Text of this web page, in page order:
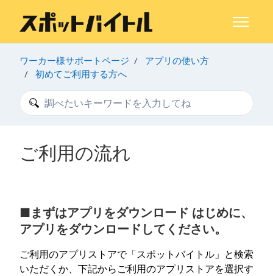
ナビゲ
ワーカー様サポートページ
アプリの使い方
初めてご利用する方へ
検索
ご利用の流れ
■まずはアプリをダウンロード はじめに、
アプリをダウンロードしてください。
ご利用のアプリストアで「スポットバイトル」と検索
いただくか、下記からご利用のアプリストアを選択す